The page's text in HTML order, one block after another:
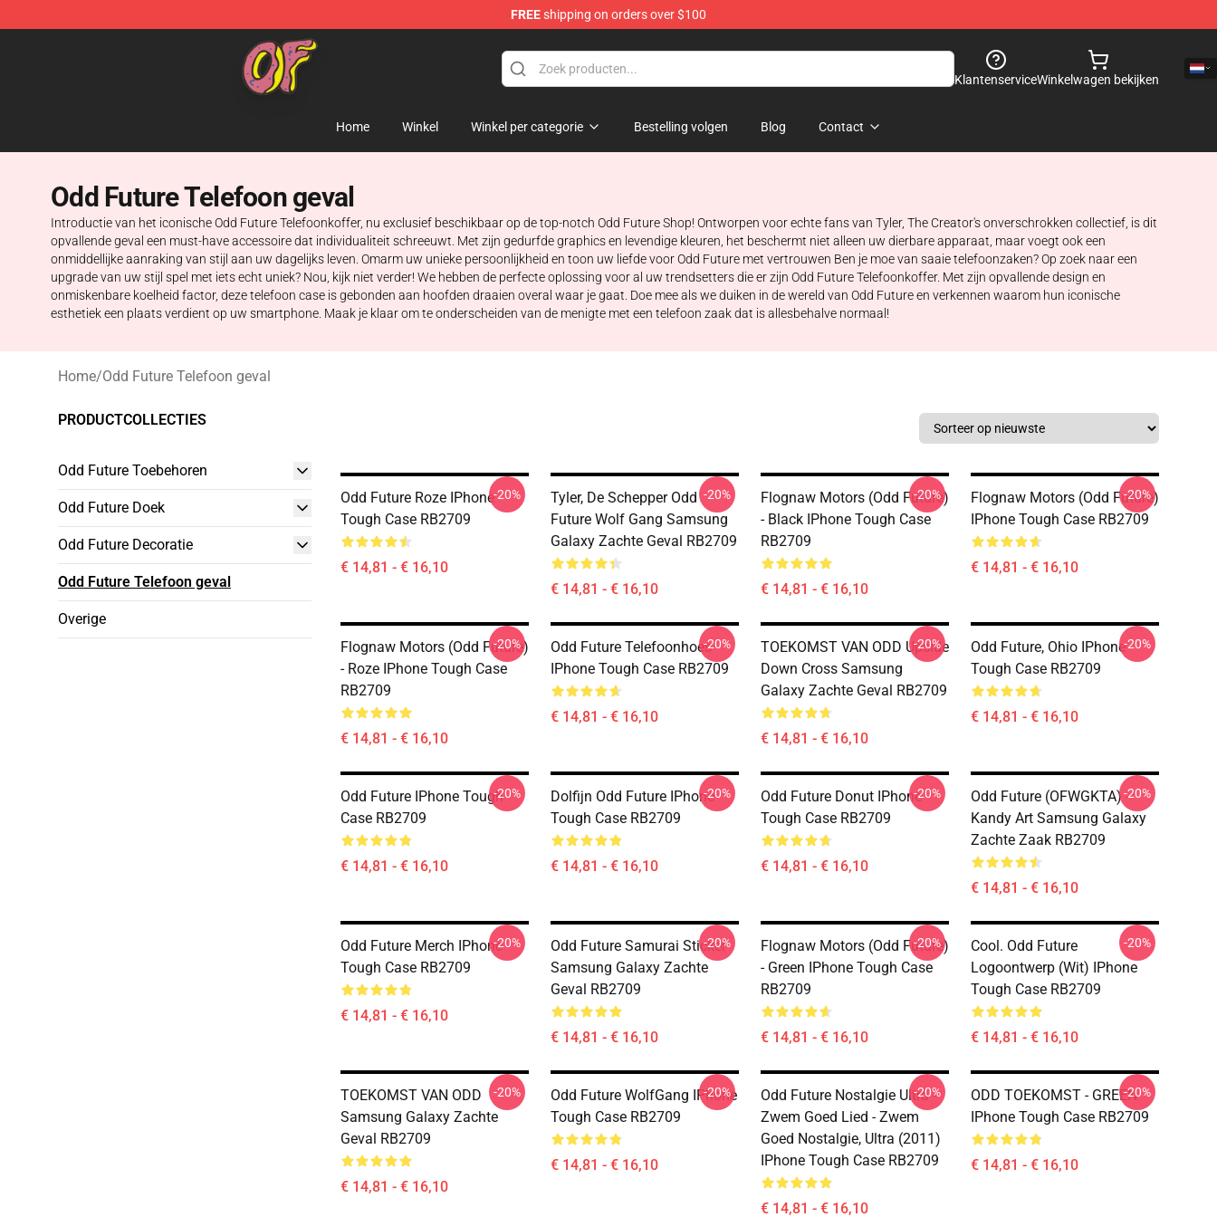
FREEshipping on orders over $100
Odd Future Shop - Official Odd Future Merchandise Store
KlantenserviceWinkelwagen bekijken
Home Winkel Winkel per categorie Bestelling volgen Blog Contact
Odd Future Telefoon geval
Introductie van het iconische Odd Future Telefoonkoffer, nu exclusief beschikbaar op de top-notch Odd Future Shop! Ontworpen voor echte fans van Tyler, The Creator's onverschrokken collectief, is dit
opvallende geval een must-have accessoire dat individualiteit schreeuwt. Met zijn gedurfde graphics en levendige kleuren, het beschermt niet alleen uw dierbare apparaat, maar voegt ook een
onmiddellijke aanraking van stijl aan uw dagelijks leven. Omarm uw unieke persoonlijkheid en toon uw liefde voor Odd Future met vertrouwen Ben je moe van saaie telefoonzaken? Op zoek naar een
upgrade van uw stijl spel met iets echt uniek? Nou, kijk niet verder! We hebben de perfecte oplossing voor al uw trendsetters die er zijn Odd Future Telefoonkoffer. Met zijn opvallende design en
onmiskenbare koelheid factor, deze telefoon case is gebonden aan hoofden draaien overal waar je gaat. Doe mee als we duiken in de wereld van Odd Future en verkennen waarom hun iconische
esthetiek een plaats verdient op uw smartphone. Maak je klaar om te onderscheiden van de menigte met een telefoon zaak dat is allesbehalve normaal!
Home/Odd Future Telefoon geval
PRODUCTCOLLECTIES
Odd Future Toebehoren
Odd Future Doek
Odd Future Decoratie
Odd Future Telefoon geval
Overige
Odd Future Roze IPhone
Tough Case RB2709
€ 14,81 - € 16,10
-20%
Tyler, De Schepper Odd
Future Wolf Gang Samsung
Galaxy Zachte Geval RB2709
€ 14,81 - € 16,10
-20%
Flognaw Motors (Odd Future)
- Black IPhone Tough Case
RB2709
€ 14,81 - € 16,10
-20%
Flognaw Motors (Odd Future)
IPhone Tough Case RB2709
€ 14,81 - € 16,10
-20%
Flognaw Motors (Odd Future)
- Roze IPhone Tough Case
RB2709
€ 14,81 - € 16,10
-20%
Odd Future Telefoonhoes
IPhone Tough Case RB2709
€ 14,81 - € 16,10
-20%
TOEKOMST VAN ODD Upside
Down Cross Samsung
Galaxy Zachte Geval RB2709
€ 14,81 - € 16,10
-20%
Odd Future, Ohio IPhone
Tough Case RB2709
€ 14,81 - € 16,10
-20%
Odd Future IPhone Tough
Case RB2709
€ 14,81 - € 16,10
-20%
Dolfijn Odd Future IPhone
Tough Case RB2709
€ 14,81 - € 16,10
-20%
Odd Future Donut IPhone
Tough Case RB2709
€ 14,81 - € 16,10
-20%
Odd Future (OFWGKTA) -
Kandy Art Samsung Galaxy
Zachte Zaak RB2709
€ 14,81 - € 16,10
-20%
Odd Future Merch IPhone
Tough Case RB2709
€ 14,81 - € 16,10
-20%
Odd Future Samurai Sticker
Samsung Galaxy Zachte
Geval RB2709
€ 14,81 - € 16,10
-20%
Flognaw Motors (Odd Future)
- Green IPhone Tough Case
RB2709
€ 14,81 - € 16,10
-20%
Cool. Odd Future
Logoontwerp (wit) IPhone
Tough Case RB2709
€ 14,81 - € 16,10
-20%
TOEKOMST VAN ODD
Samsung Galaxy Zachte
Geval RB2709
€ 14,81 - € 16,10
-20%
Odd Future WolfGang IPhone
Tough Case RB2709
€ 14,81 - € 16,10
-20%
Odd Future Nostalgie Ultra -
Zwem Goed Lied - Zwem
Goed Nostalgie, Ultra (2011)
IPhone Tough Case RB2709
€ 14,81 - € 16,10
-20%
ODD TOEKOMST - GREEN
IPhone Tough Case RB2709
€ 14,81 - € 16,10
-20%